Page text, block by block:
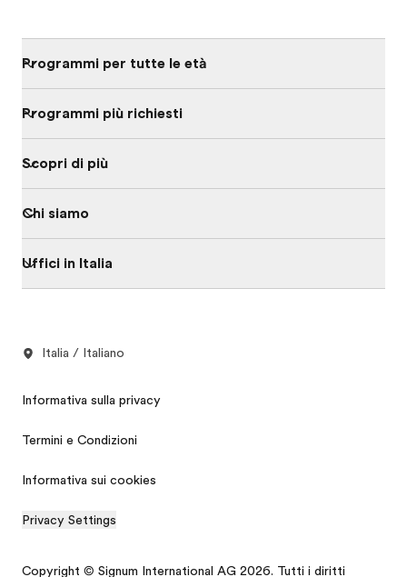
Programmi per tutte le età
Programmi più richiesti
Scopri di più
Chi siamo
Uffici in Italia
Italia / Italiano
Informativa sulla privacy
Termini e Condizioni
Informativa sui cookies
Privacy Settings
Copyright © Signum International AG 2026. Tutti i diritti